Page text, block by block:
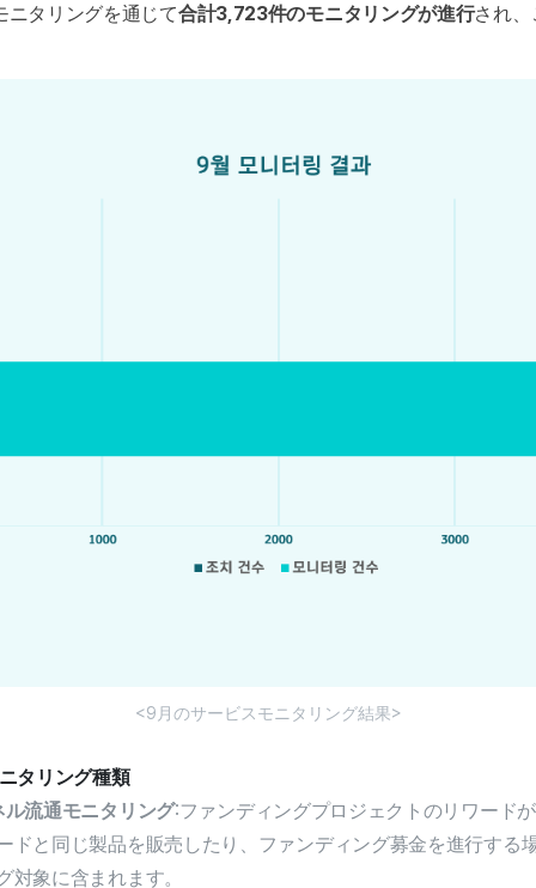
ニタリングを通じて合計3,723件のモニタリングが進行され、
<9月のサービスモニタリング結果>
タリング種類
流通モニタリング:ファンディングプロジェクトのリワード
ドと同じ製品を販売したり、ファンディング募金を進行する
対象に含まれます。